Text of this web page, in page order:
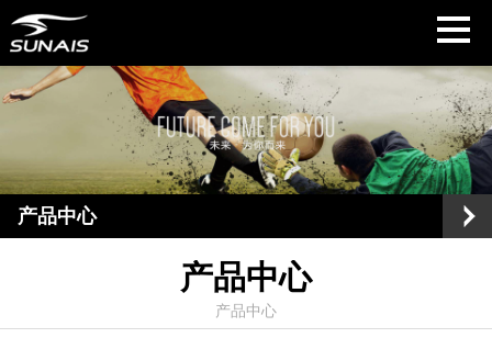
产品中心
产品中心
产品中心